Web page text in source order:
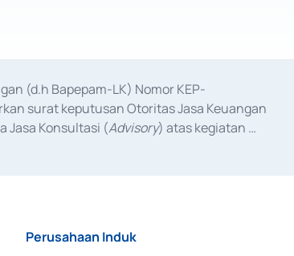
(d.h Bapepam-LK) Nomor KEP-
surat keputusan Otoritas Jasa Keuangan
Jasa Konsultasi (Advisory) atas kegiatan
Perusahaan Induk